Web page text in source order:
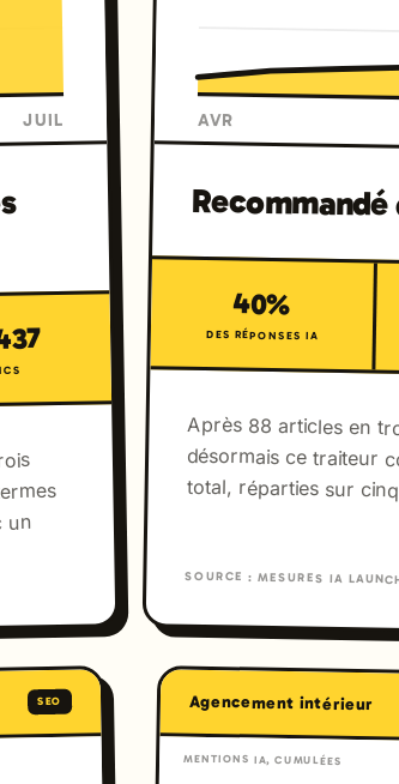
JUIL
un
AVR
40%
DES RÉPONSES IA
Après 88 articles en
désormais ce traiteur
total, réparties sur
SOURCE : MESURES IA
SEO Agencement intérieur
MENTIONS IA, CUMULÉES